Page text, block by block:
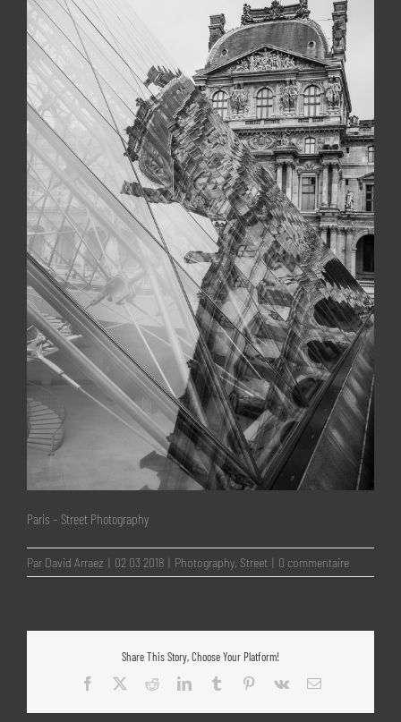
Paris – Street Photography
Par David Arraez | 02 03 2018 | Photography, Street | 0 commentaire
Share This Story, Choose Your Platform!
Facebook
RedditLinkedInTumblr Pinterest
Vk Email